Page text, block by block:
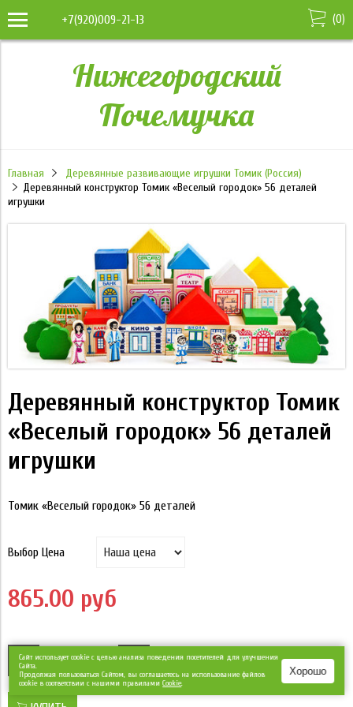
+7(920)009-21-13 (0)
Нижегородский
Почемучка
Главная
Деревянные развивающие игрушки Томик (Россия)
Деревянный конструктор Томик «Веселый городок» 56 деталей
игрушки
Деревянный конструктор Томик
«Веселый городок» 56 деталей
игрушки
Томик «Веселый городок» 56 деталей
Выбор Цена
865.00 руб
Сайт использует cookie с целью анализа поведения посетителей для улучшения
Сайта.
Продолжая пользоваться Сайтом, вы соглашаетесь на использование файлов
cookie в соответствии с нашими правиламиСookie.
Хорошо